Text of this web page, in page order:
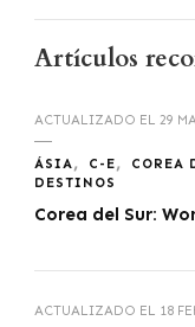
Artículos
ACTUALIZADO EL 29
ÁSIA C-E
COREA
DESTINOS
Corea del Sur:
ACTUALIZADO EL 18